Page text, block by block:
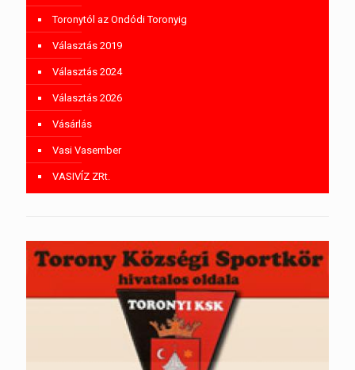
Toronytól az Ondódi Toronyig
Választás 2019
Választás 2024
Választás 2026
Vásárlás
Vasi Vasember
VASIVÍZ ZRt.